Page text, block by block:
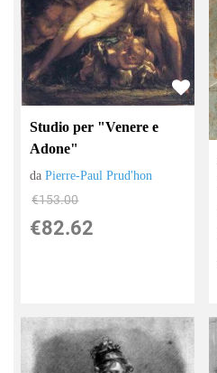
Studio per "Venere e
Adone"
daPierre-Paul Prud'hon
€153.00
€82.62